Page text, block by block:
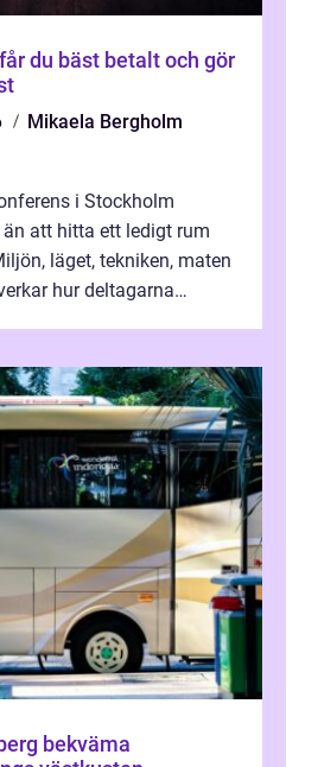
Mikaela Bergholm
i Stockholm
att hitta ett ledigt rum
läget, tekniken, maten
hur deltagarna